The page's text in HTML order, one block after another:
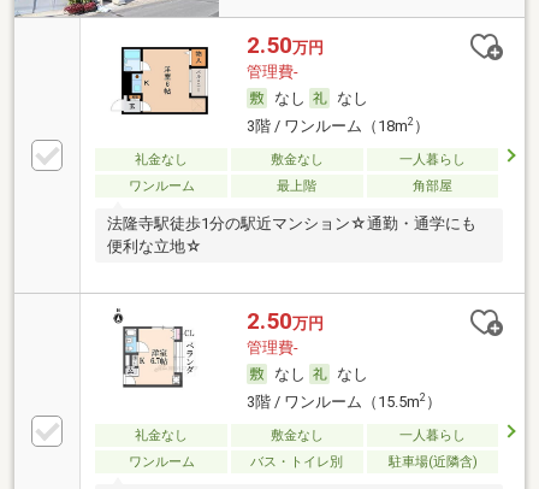
2.50万円
管理費-
なし
なし
3階 / ワンルーム（18m2）
礼金なし 敷金なし
一人暮らし
ワンルーム
最上階 角部屋
法隆寺駅徒歩1分の駅近マンション☆通勤・通学にも
便利な立地☆
2.50万円
管理費-
なし
なし
3階 / ワンルーム（15.5m2）
礼金なし 敷金なし
一人暮らし
ワンルーム
バス・トイレ別 駐車場(近隣含)